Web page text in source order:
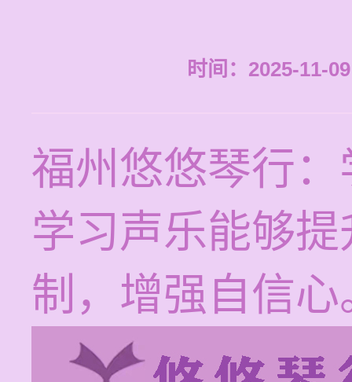
时间：2025-11-
福州悠悠琴行
学习声乐能够
制，增强自信心